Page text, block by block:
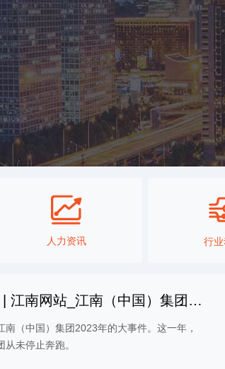
人力资讯 行
江南网站_江南（中国）集团
（中国）集团2023年的大事件。这一年，
未停止奔跑。